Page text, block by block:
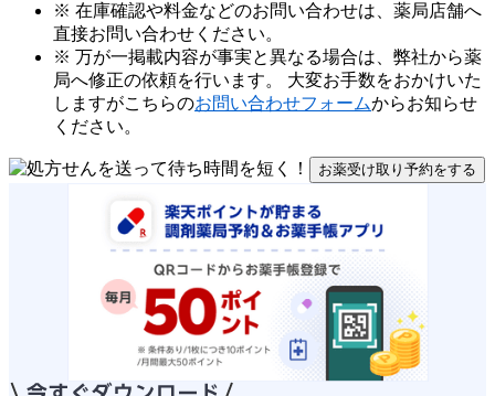
※ 在庫確認や料金などのお問い合わせは、薬局店舗へ
直接お問い合わせください。
※ 万が一掲載内容が事実と異なる場合は、弊社から薬
局へ修正の依頼を行います。 大変お手数をおかけいた
しますがこちらのお問い合わせフォームからお知らせ
ください。
お薬受け取り予約をする